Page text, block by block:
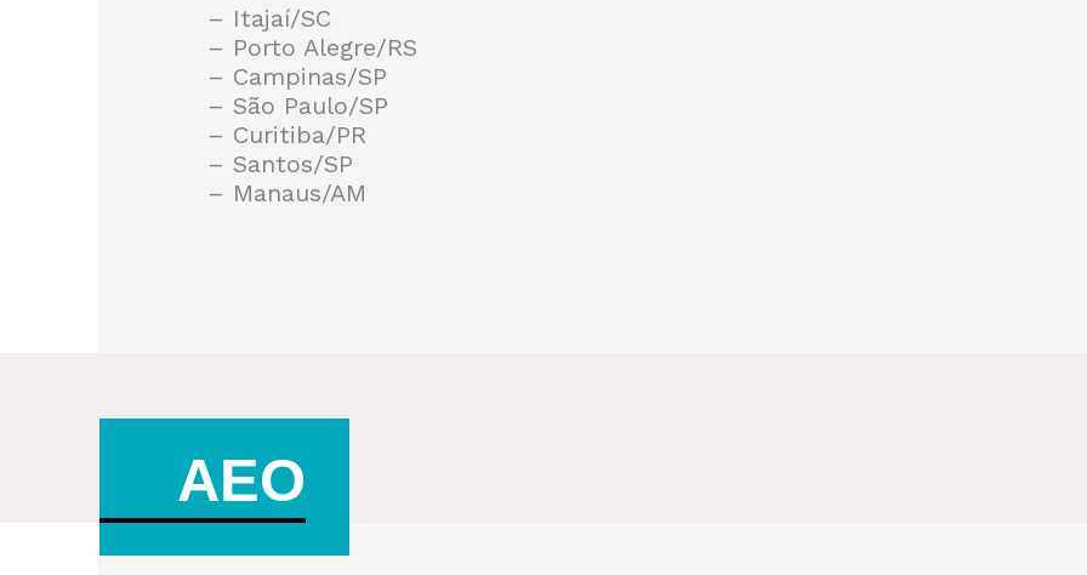
– Itajaí/SC
– Porto Alegre/RS
– Campinas/SP
– São Paulo/SP
– Curitiba/PR
– Santos/SP
– Manaus/AM
AEO